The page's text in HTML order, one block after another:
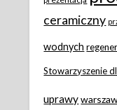
ceramiczny
wodnych
Stowarzyszenie
uprawy